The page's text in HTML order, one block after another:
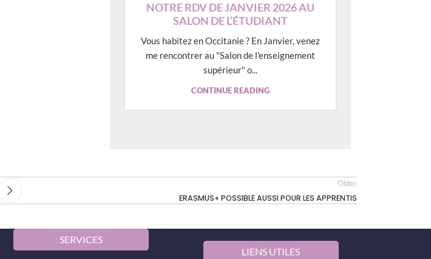
NOTRE RDV DE JANVIER 2026 AU
SALON DE L’ÉTUDIANT
Vous habitez en Occitanie ? En Janvier, venez
me rencontrer au "Salon de l'enseignement
supérieur" o...
CONTINUE READING
Older
ERASMUS+ POSSIBLE AUSSI POUR LES APPRENTIS
SERVICES
LIENS UTILES